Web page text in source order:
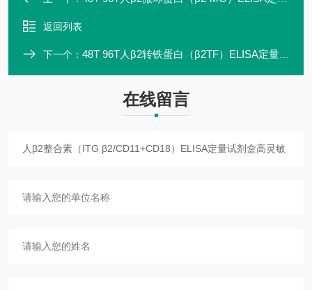
返回列表
下一个： 48T 96T人β2转铁蛋白（β2TF）ELISA定量试剂盒价格
在线留言